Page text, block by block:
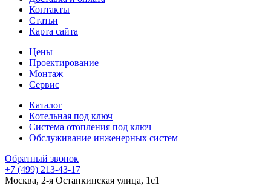
Контакты
Статьи
Карта сайта
Цены
Проектирование
Монтаж
Сервис
Каталог
Котельная под ключ
Система отопления под ключ
Обслуживание инженерных систем
Обратный звонок
+7 (499) 213-43-17
Москва, 2-я Останкинская улица, 1с1